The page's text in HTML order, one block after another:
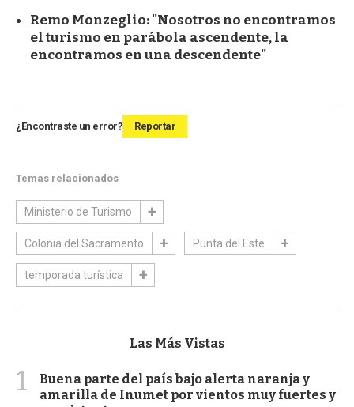
Remo Monzeglio: "Nosotros no encontramos
el turismo en parábola ascendente, la
encontramos en una descendente"
¿Encontraste un error? Reportar
Temas relacionados
Ministerio de Turismo
Colonia del Sacramento Punta del Este
temporada turística
Las Más Vistas
1
Buena parte del país bajo alerta naranja y
amarilla de Inumet por vientos muy fuertes y